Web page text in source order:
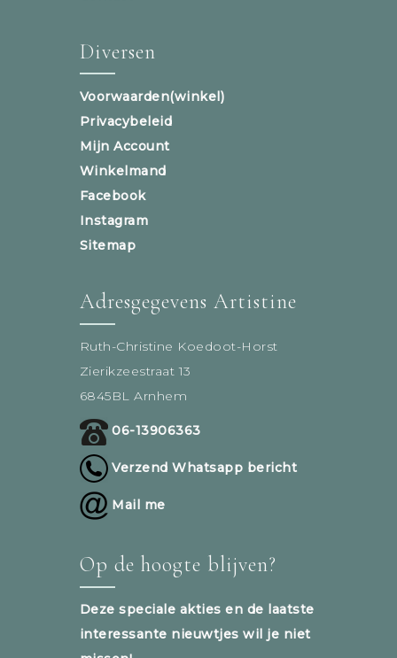
Diversen
Voorwaarden(winkel)
Privacybeleid
Mijn Account
Winkelmand
Facebook
Instagram
Sitemap
Adresgegevens Artistine
Ruth-Christine Koedoot-Horst
Zierikzeestraat 13
6845BL Arnhem
06-13906363
Verzend Whatsapp bericht
Mail me
Op de hoogte blijven?
Deze speciale akties en de laatste
interessante nieuwtjes wil je niet